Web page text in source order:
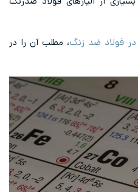
در فولاد ضد زنگ، مطلب آن را در